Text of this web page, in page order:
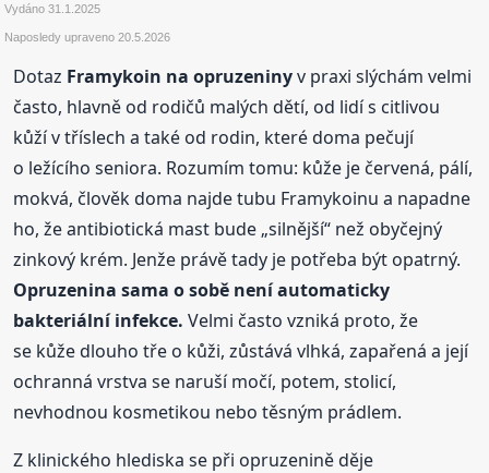
Vydáno31.1.2025
Naposledy upraveno20.5.2026
Dotaz Framykoin na opruzeninyv praxi slýchám velmi
často, hlavně od rodičů malých dětí, od lidí s citlivou
kůží v tříslech a také od rodin, které doma pečují
o ležícího seniora. Rozumím tomu: kůže je červená, pálí,
mokvá, člověk doma najde tubu Framykoinu a napadne
ho, že antibiotická mast bude „silnější“ než obyčejný
zinkový krém. Jenže právě tady je potřeba být opatrný.
Opruzenina sama o sobě není automaticky
bakteriální infekce. Velmi často vzniká proto, že
se kůže dlouho tře o kůži, zůstává vlhká, zapařená a její
ochranná vrstva se naruší močí, potem, stolicí,
nevhodnou kosmetikou nebo těsným prádlem.
Z klinického hlediska se při opruzenině děje